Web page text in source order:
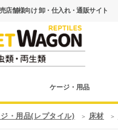
店舗様向け 卸・仕入れ・通販サイト
ケージ・用品
・用品(レプタイル) 床材